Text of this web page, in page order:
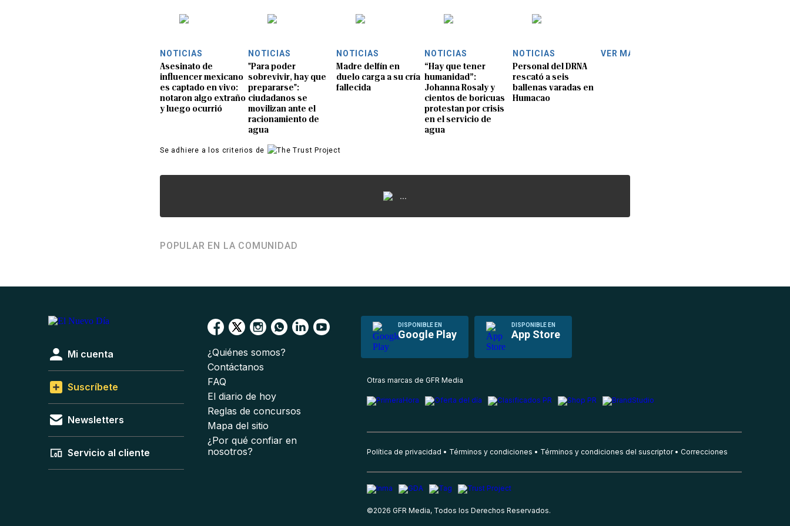
NOTICIAS
Asesinato de
influencer mexicano
es captado en vivo:
notaron algo extraño
y luego ocurrió
NOTICIAS
"Para poder
sobrevivir, hay que
prepararse":
ciudadanos se
movilizan ante el
racionamiento de
agua
NOTICIAS
Madre delfín en
duelo carga a su cría
fallecida
NOTICIAS
“Hay que tener
humanidad”:
Johanna Rosaly y
cientos de boricuas
protestan por crisis
en el servicio de
agua
NOTICIAS
Personal del DRNA
rescató a seis
ballenas varadas en
Humacao
VER MÁS
Se adhiere a los criterios de
...
POPULAR EN LA COMUNIDAD
DISPONIBLE EN
Google Play
DISPONIBLE EN
App Store
Mi cuenta
Suscríbete
Newsletters
Servicio al cliente
¿Quiénes somos?
Contáctanos
FAQ
El diario de hoy
Reglas de concursos
Mapa del sitio
¿Por qué confiar en
nosotros?
Otras marcas de GFR Media
Política de privacidad Términos y condiciones Términos y condiciones del suscriptor Correcciones
©2026 GFR Media, Todos los Derechos Reservados.